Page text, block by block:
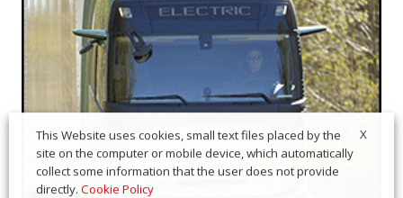
X
This Website uses cookies, small text files placed by the
site on the computer or mobile device, which automatically
collect some information that the user does not provide
directly. Cookie Policy